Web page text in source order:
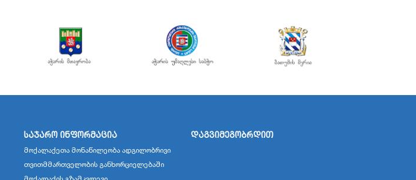
საჯარო ინფორმაცია
მოქალაქეთა მონაწილეობა ადგილობრივი
თვითმმართველობის განხორციელებაში
დაგვიმეგობრდით